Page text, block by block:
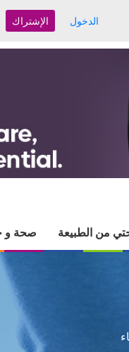
الدخول الإشتراك
من الطبيعة صحة و